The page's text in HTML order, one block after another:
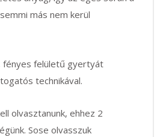
más nem kerül
fényes felületű gyertyát
technikával.
olvasztanunk, ehhez 2
Sose olvasszuk